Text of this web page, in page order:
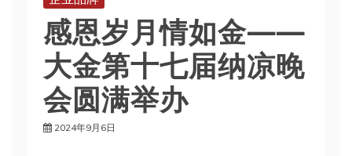
感恩岁月情如金——
大金第十七届纳凉晚
会圆满举办
2024年9月6日